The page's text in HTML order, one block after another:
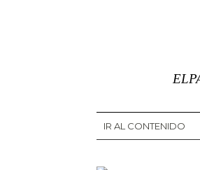
IR AL CONTENIDO